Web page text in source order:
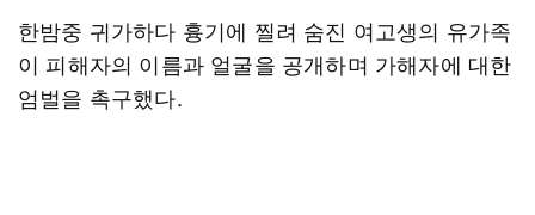
한밤중 귀가하다 흉기에 찔려 숨진 여고생의 유가족
이 피해자의 이름과 얼굴을 공개하며 가해자에 대한
엄벌을 촉구했다.